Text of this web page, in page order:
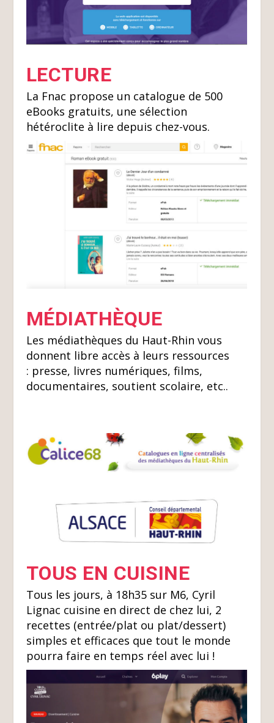
LECTURE
La Fnac propose un catalogue de 500
eBooks gratuits, une sélection
hétéroclite à lire depuis chez-vous.
MÉDIATHÈQUE
Les médiathèques du Haut-Rhin vous
donnent libre accès à leurs ressources
: presse, livres numériques, films,
documentaires, soutient scolaire, etc..
TOUS EN CUISINE
Tous les jours, à 18h35 sur M6, Cyril
Lignac cuisine en direct de chez lui, 2
recettes (entrée/plat ou plat/dessert)
simples et efficaces que tout le monde
pourra faire en temps réel avec lui !